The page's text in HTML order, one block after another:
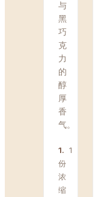
与
黑
巧
克
力
的
醇
厚
香
气。
1. 1
份
浓
缩